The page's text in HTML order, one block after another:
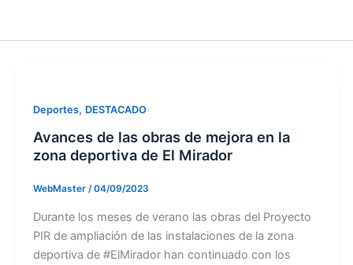
Deportes, DESTACADO
Avances de las obras de mejora en la
zona deportiva de El Mirador
WebMaster /04/09/2023
Durante los meses de verano las obras del Proyecto
PIR de ampliación de las instalaciones de la zona
deportiva de #ElMirador han continuado con los